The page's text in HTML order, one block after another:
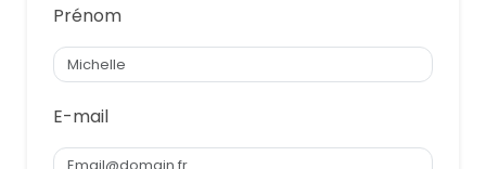
Prénom
E-mail